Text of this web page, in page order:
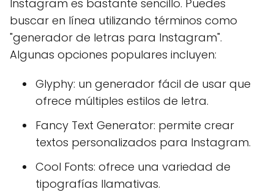
Instagram es bastante sencillo. Puedes
buscar en línea utilizando términos como
"generador de letras para Instagram".
Algunas opciones populares incluyen:
Glyphy: un generador fácil de usar que
ofrece múltiples estilos de letra.
Fancy Text Generator: permite crear
textos personalizados para Instagram.
Cool Fonts: ofrece una variedad de
tipografías llamativas.